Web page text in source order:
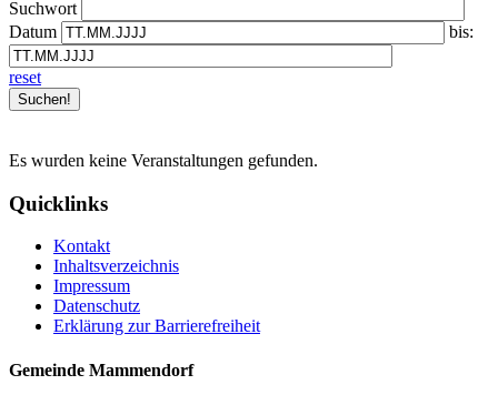
Suchwort
Datum
bis:
reset
Es wurden keine Veranstaltungen gefunden.
Quicklinks
Kontakt
Inhaltsverzeichnis
Impressum
Datenschutz
Erklärung zur Barrierefreiheit
Gemeinde Mammendorf